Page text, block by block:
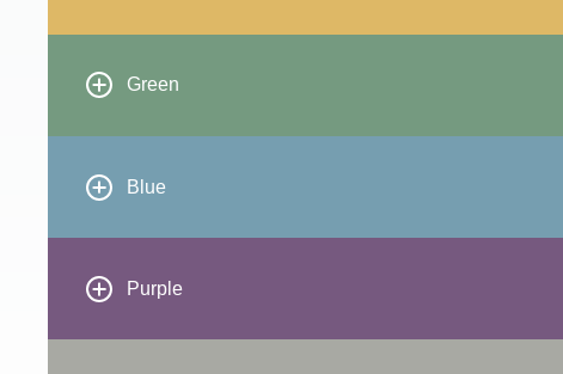
Green
Blue
Purple